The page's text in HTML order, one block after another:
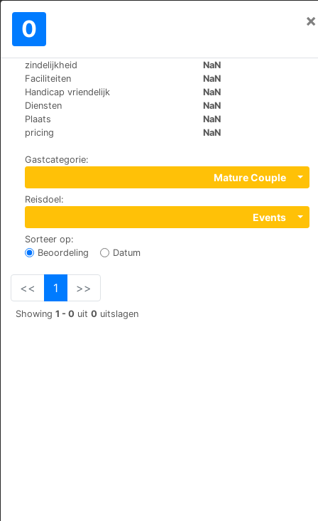
0 ×
zindelijkheid
NaN
Faciliteiten
NaN
Handicap vriendelijk
NaN
Diensten
NaN
Plaats
NaN
pricing
NaN
Gastcategorie:
Mature Couple
Reisdoel:
Events
Sorteer op:
Beoordeling
Datum
<< 1 >>
Showing 1 - 0 uit 0 uitslagen
Wereld>Switzerland
B&B Matterhorn Golf
Wildi, 3928